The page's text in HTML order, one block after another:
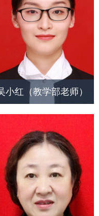
小红（教学部老师）